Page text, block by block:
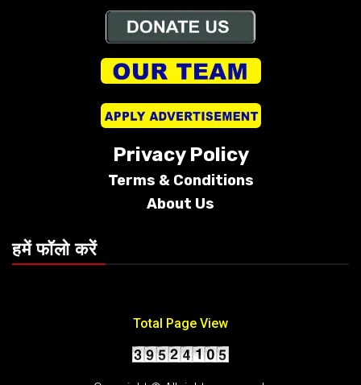
Privacy Policy
Terms & Conditions
About Us
हमें फॉलो करें
Total Page View